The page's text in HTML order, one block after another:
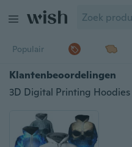
Populair
Klantenbeoordelingen